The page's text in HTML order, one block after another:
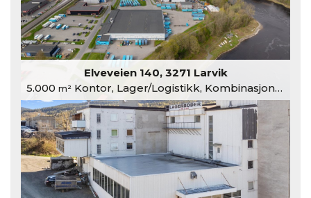
Elveveien 140, 3271 Larvik
5.000 m²Kontor, Lager/Logistikk, Kombinasjonslokaler